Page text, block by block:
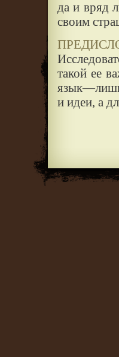
да и вряд
своим
такой ее
и идеи, а